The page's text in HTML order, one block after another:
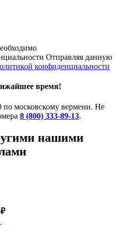
Отправляя данную
конфиденциальности
время!
московскому вермени. Не
8 (800) 333-89-13.
нашими